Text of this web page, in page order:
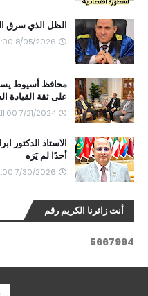
الظل الذي سرق
8/05/2026 07:03:00 م
محافظ أسيوط
على ثقة القيادة
7/21/2024 12:11:00 ص
الاستاذ
أحدًا لم يَرَه
7/30/2026 10:52:00 ص
أنت زائرنا الكريم رقم
5667994